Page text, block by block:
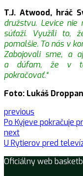
T.J. Atwood, hráč
družstvu. Levice
súťaži. Využili to,
pomalšie. To nás v
Zabojovali sme, a
a dúfam, že v
pokračovať.“
Foto: Lukáš Droppan
previous
Po Kyjeve pokračuje
next
U Rytierov pred
Oficiálny web